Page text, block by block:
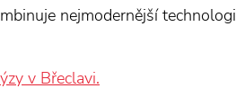
nejmodernější
v Břeclavi.